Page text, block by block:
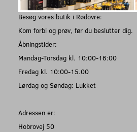
Besøg vores butik i Rødovre:
Kom forbi og prøv, før du beslutter dig.
Åbningstider:
Mandag-Torsdag kl. 10:00-16:00
Fredag kl. 10:00-15.00
Lørdag og Søndag: Lukket
Adressen er:
Hobrovej 50